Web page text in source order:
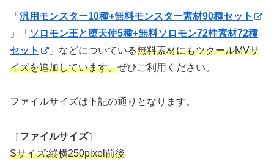
「 汎用モンスター10種+無料モンスター素材90種セット
」「 ソロモン王と堕天使5種+無料ソロモン72柱素材72種
セット
」などについている無料素材にもツクールMVサ
イズを追加しています。ぜひご利用ください。
ファイルサイズは下記の通りとなります。
［ファイルサイズ］
Sサイズ:縦横250pixel前後